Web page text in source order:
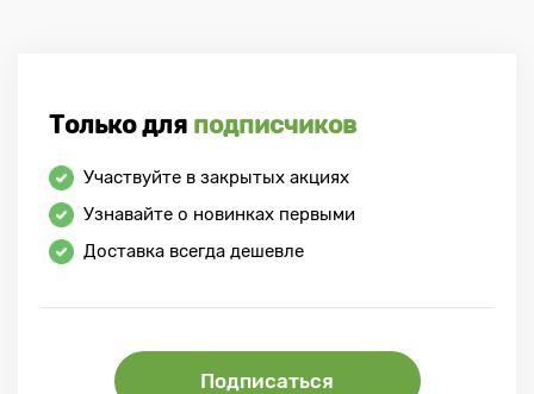
Только для подписчиков
Участвуйте в закрытых акциях
Узнавайте о новинках первыми
Доставка всегда дешевле
Подписаться